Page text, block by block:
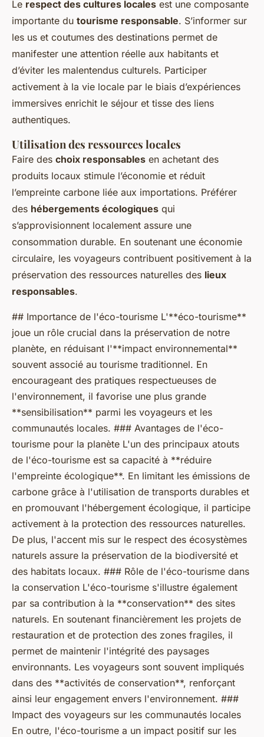
Le respect des cultures locales est une composante
importante du tourisme responsable. S’informer sur
les us et coutumes des destinations permet de
manifester une attention réelle aux habitants et
d’éviter les malentendus culturels. Participer
activement à la vie locale par le biais d’expériences
immersives enrichit le séjour et tisse des liens
authentiques.
Utilisation des ressources locales
Faire des choix responsables en achetant des
produits locaux stimule l’économie et réduit
l’empreinte carbone liée aux importations. Préférer
des hébergements écologiques qui
s’approvisionnent localement assure une
consommation durable. En soutenant une économie
circulaire, les voyageurs contribuent positivement à la
préservation des ressources naturelles des lieux
responsables.
## Importance de l'éco-tourisme L'**éco-tourisme**
joue un rôle crucial dans la préservation de notre
planète, en réduisant l'**impact environnemental**
souvent associé au tourisme traditionnel. En
encourageant des pratiques respectueuses de
l'environnement, il favorise une plus grande
**sensibilisation** parmi les voyageurs et les
communautés locales. ### Avantages de l'éco-
tourisme pour la planète L'un des principaux atouts
de l'éco-tourisme est sa capacité à **réduire
l'empreinte écologique**. En limitant les émissions de
carbone grâce à l'utilisation de transports durables et
en promouvant l'hébergement écologique, il participe
activement à la protection des ressources naturelles.
De plus, l'accent mis sur le respect des écosystèmes
naturels assure la préservation de la biodiversité et
des habitats locaux. ### Rôle de l'éco-tourisme dans
la conservation L'éco-tourisme s'illustre également
par sa contribution à la **conservation** des sites
naturels. En soutenant financièrement les projets de
restauration et de protection des zones fragiles, il
permet de maintenir l'intégrité des paysages
environnants. Les voyageurs sont souvent impliqués
dans des **activités de conservation**, renforçant
ainsi leur engagement envers l'environnement. ###
Impact des voyageurs sur les communautés locales
En outre, l'éco-tourisme a un impact positif sur les